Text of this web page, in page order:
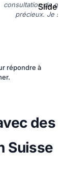
consultation de
précieux. Je
Slide
répondre à
des
Suisse